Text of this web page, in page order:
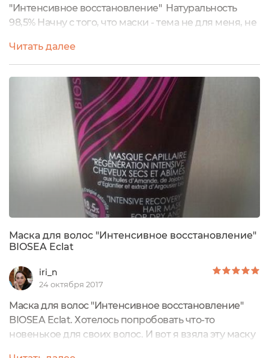
"Интенсивное восстановление" Натуральность
98,5% Начну с того, что маски - тема не для меня, не
смывать. Но волосы тонкие, часто путаются,
поэтому хочешь не хочешь, а ухаживать нужно.
Элементарно, чтобы расчесать легко было.
Эстетический вид тоже никто не отменял. Волосы у
меня длинные, быстро жирнятся,...
Читать далее
Маска для волос "Интенсивное восстановление"
BIOSEA Eclat
iri_n
24 октября 2017
Маска для волос "Интенсивное восстановление"
BIOSEA Eclat. Хотелось попробовать что-то
новенькое для своих волос. И вот я взяла эту маску